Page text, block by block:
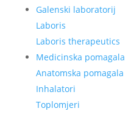
Galenski laboratorij
Laboris
Laboris therapeutics
Medicinska pomagala
Anatomska pomagala
Inhalatori
Toplomjeri